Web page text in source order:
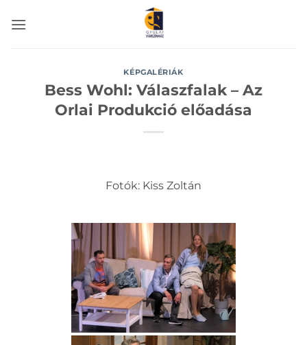
KÉPGALÉRIÁK
Bess Wohl: Válaszfalak – Az
Orlai Produkció előadása
Fotók: Kiss Zoltán